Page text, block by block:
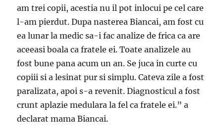
am trei copii, acestia nu il pot inlocui pe cel care
l-am pierdut. Dupa nasterea Biancai, am fost cu
ea lunar la medic sa-i fac analize de frica ca are
aceeasi boala ca fratele ei. Toate analizele au
fost bune pana acum un an. Se juca in curte cu
copiii si a lesinat pur si simplu. Cateva zile a fost
paralizata, apoi s-a revenit. Diagnosticul a fost
crunt aplazie medulara la fel ca fratele ei.” a
declarat mama Biancai.